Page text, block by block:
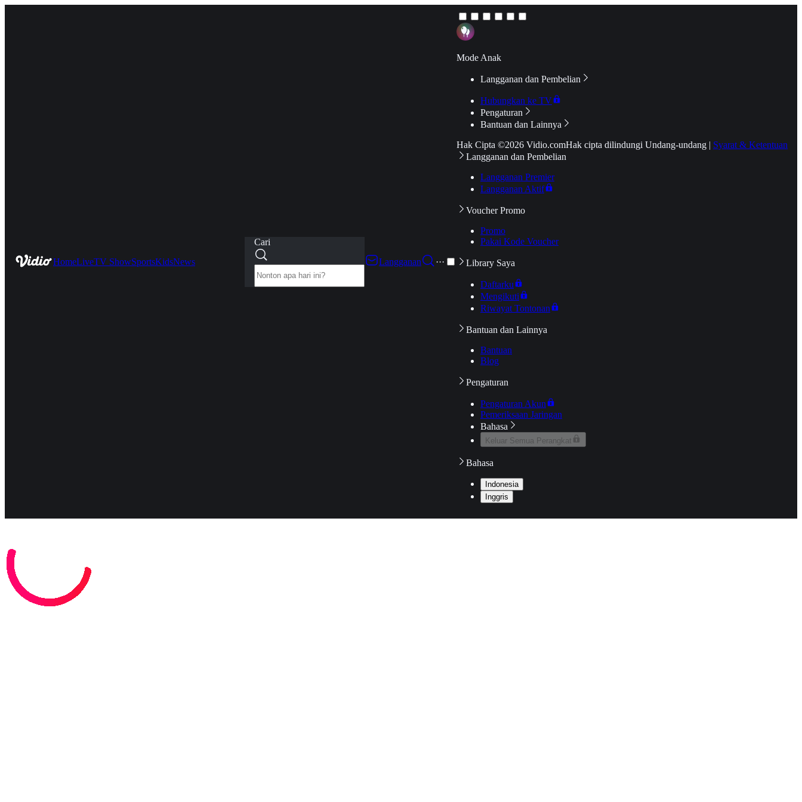
HomeLiveTV ShowSportsKidsNews
Cari
Langganan
···
Mode Anak
Langganan dan Pembelian
Hubungkan ke TV
Pengaturan
Bantuan dan Lainnya
Hak Cipta ©2026 Vidio.comHak cipta dilindungi Undang-undang | Syarat & Ketentuan
Langganan dan Pembelian
Langganan Premier
Langganan Aktif
Voucher Promo
Promo
Pakai Kode Voucher
Library Saya
Daftarku
Mengikuti
Riwayat Tontonan
Bantuan dan Lainnya
Bantuan
Blog
Pengaturan
Pengaturan Akun
Pemeriksaan Jaringan
Bahasa
Keluar Semua Perangkat
Bahasa
Indonesia
Inggris